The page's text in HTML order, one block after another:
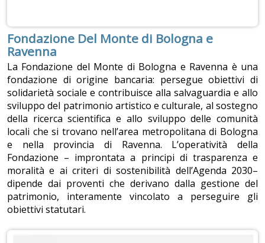
Fondazione Del Monte di Bologna e
Ravenna
La Fondazione del Monte di Bologna e Ravenna è una
fondazione di origine bancaria: persegue obiettivi di
solidarietà sociale e contribuisce alla salvaguardia e allo
sviluppo del patrimonio artistico e culturale, al sostegno
della ricerca scientifica e allo sviluppo delle comunità
locali che si trovano nell’area metropolitana di Bologna
e nella provincia di Ravenna. L’operatività della
Fondazione – improntata a principi di trasparenza e
moralità e ai criteri di sostenibilità dell’Agenda 2030–
dipende dai proventi che derivano dalla gestione del
patrimonio, interamente vincolato a perseguire gli
obiettivi statutari.